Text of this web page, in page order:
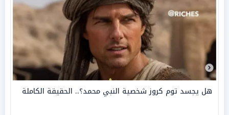
هل يجسد توم كروز شخصية النبي محمد؟.. الحقيقة الكاملة